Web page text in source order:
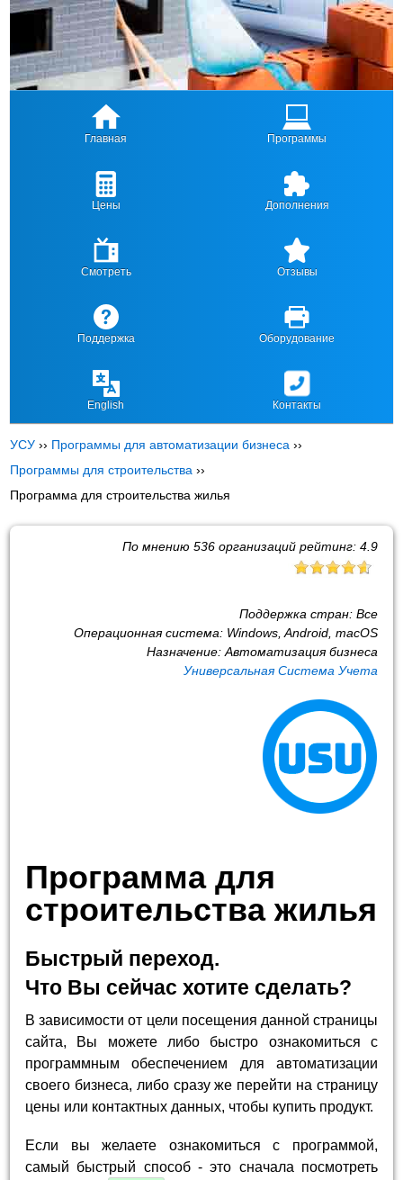
Главная Программы
Цены Дополнения
Смотреть Отзывы
Поддержка Оборудование
English Контакты
УСУ ›› Программы для автоматизации бизнеса ››
Программы для строительства ››
Программа для строительства жилья
По мнению 536организаций рейтинг: 4.9
Поддержка стран: Все
Операционная система: Windows, Android, macOS
Назначение: Автоматизация бизнеса
Универсальная Система Учета
Программа для
строительства жилья
Быстрый переход.
Что Вы сейчас хотите сделать?
В зависимости от цели посещения данной страницы
сайта, Вы можете либо быстро ознакомиться с
программным обеспечением для автоматизации
своего бизнеса, либо сразу же перейти на страницу
цены или контактных данных, чтобы купить продукт.
Если вы желаете ознакомиться с программой,
самый быстрый способ - это сначала посмотреть